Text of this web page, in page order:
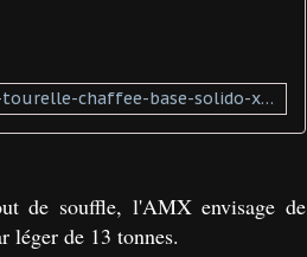
https://www.promodels.eu/miniature-amx13-tourelle-chaffee-base-solido-xml-253_482-3728.html
de souffle, l'AMX envisage de
léger de 13 tonnes.